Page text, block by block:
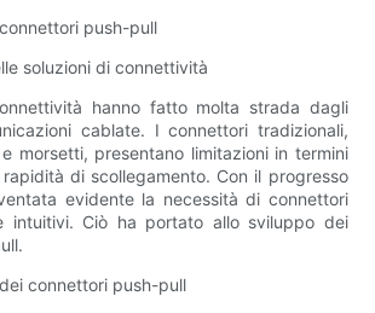
push-pull
soluzioni di connettività
hanno fatto molta strada dagli
cablate. I connettori tradizionali,
morsetti, presentano limitazioni in termini
di scollegamento. Con il progresso
evidente la necessità di connettori
intuitivi. Ciò ha portato allo sviluppo dei
connettori push-pull